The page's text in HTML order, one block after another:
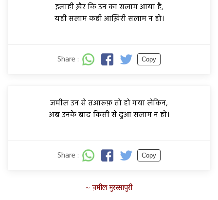
इलाही ख़ैर कि उन का सलाम आया है,
यही सलाम कहीं आख़िरी सलाम न हो।
Share : Copy
जमील उन से तआरूफ़ तो हो गया लेकिन,
अब उनके बाद किसी से दुआ सलाम न हो।
Share : Copy
ज़मील मुरस्सापुरी